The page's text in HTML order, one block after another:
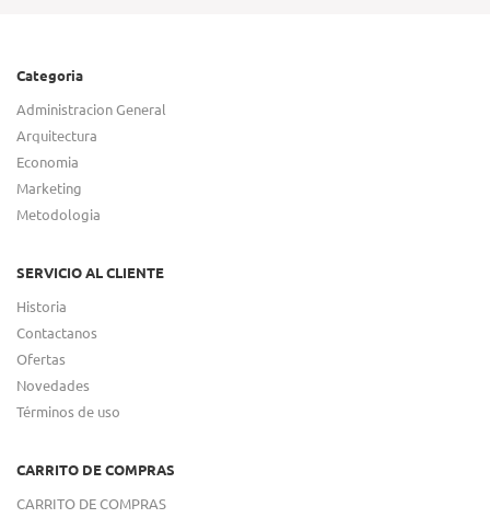
Categoria
Administracion General
Arquitectura
Economia
Marketing
Metodologia
SERVICIO AL CLIENTE
Historia
Contactanos
Ofertas
Novedades
Términos de uso
CARRITO DE COMPRAS
CARRITO DE COMPRAS